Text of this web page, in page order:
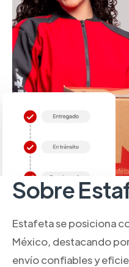
Sobre
Estafeta se posiciona
México, destacando
envío confiables y